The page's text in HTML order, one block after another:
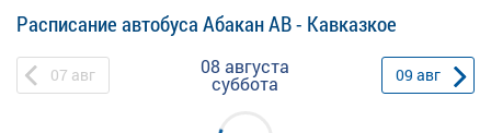
Расписание автобуса Абакан АВ - Кавказкое
07 авг 08 августа
суббота 09 авг